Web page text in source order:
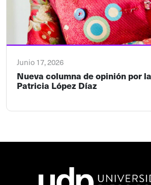
Junio 17, 2026
Nueva columna de opinión por
Patricia López Díaz